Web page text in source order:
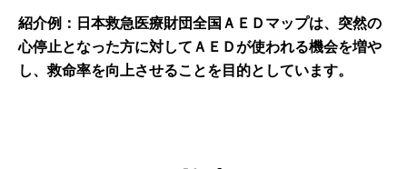
紹介例：日本救急医療財団全国ＡＥＤマップは、突然の
心停止となった方に対してＡＥＤが使われる機会を増や
し、救命率を向上させることを目的としています。